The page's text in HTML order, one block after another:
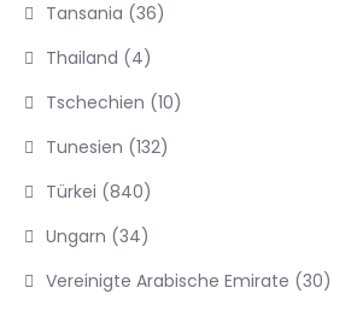
Tansania (36)
Thailand (4)
Tschechien (10)
Tunesien (132)
Türkei (840)
Ungarn (34)
Vereinigte Arabische Emirate (30)